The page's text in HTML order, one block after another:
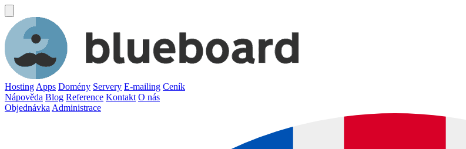
Hosting Apps Domény Servery E-mailing Ceník
Nápověda Blog Reference Kontakt O nás
Objednávka Administrace